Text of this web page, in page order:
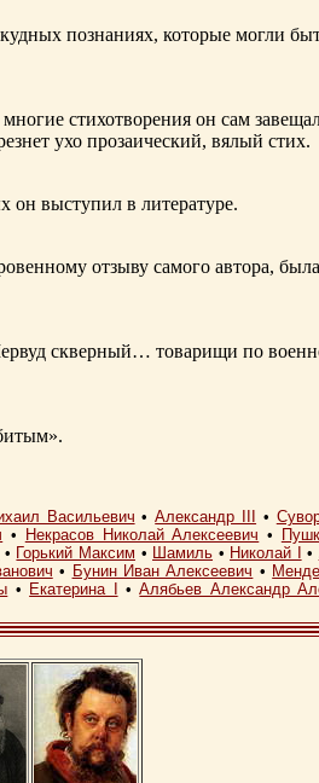
познаниях, которые могли
стихотворения он сам
ухо прозаический, вялый стих.
он выступил в литературе.
отзыву самого автора,
скверный… товарищи по
Васильевич •Александр III •
• Некрасов Николай Алексеевич •
• Горький Максим • Шамиль • Николай I •
• Бунин Иван Алексеевич •
• Екатерина I •Алябьев Александр